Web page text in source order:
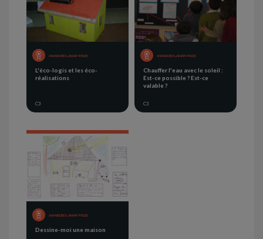
AWARDED LAMAP PRIZE
L'éco-logis et les éco-
réalisations
C3
AWARDED LAMAP PRIZE
Chauffer l'eau avec le soleil :
Est-ce possible ? Est-ce
valable ?
C3
AWARDED LAMAP PRIZE
Dessine-moi une maison